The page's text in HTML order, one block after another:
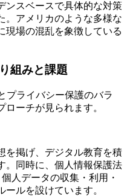
ンスベースで具体的な対策
。アメリカのような多様な
現場の混乱を象徴している
組みと課題
プライバシー保護のバラ
ーチが見られます。
を掲げ、デジタル教育を積
。同時に、個人情報保護法
個人データの収集・利用・
ールを設けています。